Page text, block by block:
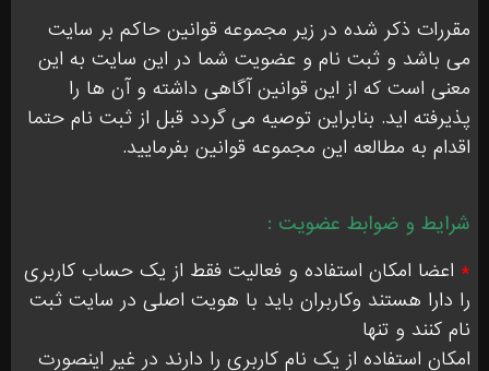
مقررات ذکر شده در زیر مجموعه قوانین حاکم بر سایت
می باشد و ثبت نام و عضویت شما در این سایت به این
معنی است که از این قوانین آگاهی داشته و آن ها را
پذیرفته اید. بنابراین توصیه می گردد قبل از ثبت نام حتما
اقدام به مطالعه این مجموعه قوانین بفرمایید.
شرایط و ضوابط عضویت :
* اعضا امکان استفاده و فعالیت فقط از یک حساب کاربری
را دارا هستند وکاربران باید با هویت اصلی در سایت ثبت
نام کنند و تنها
امکان استفاده از یک نام کاربری را دارند در غیر اینصورت